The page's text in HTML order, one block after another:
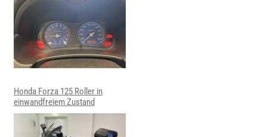
Honda Forza 125 Roller in
einwandfreiem Zustand